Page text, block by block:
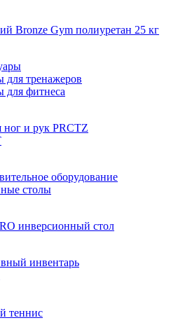
Bronze Gym полиуретан 25 кг
для тренажеров
для фитнеса
ног и рук PRCTZ
оборудование
столы
инверсионный стол
инвентарь
теннис